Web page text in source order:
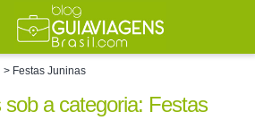
> Festas Juninas
sob a categoria: Festas